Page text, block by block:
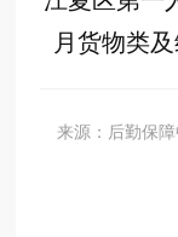
月货物类
来源：后勤保